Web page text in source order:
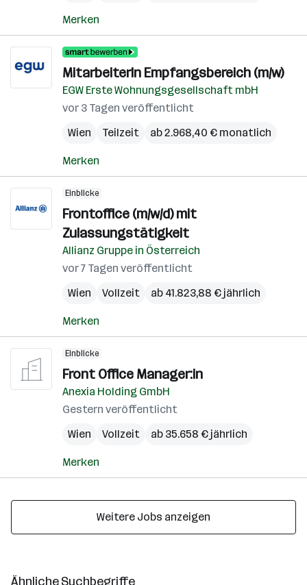
Merken
MitarbeiterIn Empfangsbereich (m/w)
EGW Erste Wohnungsgesellschaft mbH
vor 3 Tagen veröffentlicht
Wien
Teilzeit ab 2.968,40 € monatlich
Merken
Einblicke
Frontoffice (m/w/d) mit
Zulassungstätigkeit
Allianz Gruppe in Österreich
vor 7 Tagen veröffentlicht
Wien
Vollzeit ab 41.823,88 € jährlich
Merken
Einblicke
Front Office Manager:in
Anexia Holding GmbH
Gestern veröffentlicht
Wien
Vollzeit ab 35.658 € jährlich
Merken
Weitere Jobs anzeigen
Ähnliche Suchbegriffe